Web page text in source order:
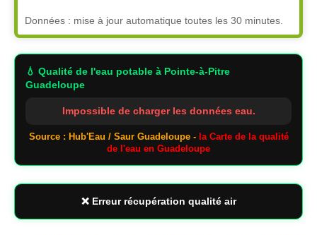
Données : mise à jour automatique toutes les 30 minutes.
💧 Qualité de l'eau potable à Pointe-à-Pitre
Guadeloupe
Impossible de charger les données eau.
Source : Hub'Eau / Saur Guadeloupe - la Carte de la qualité
de l'eau en Guadeloupe
❌ Erreur récupération qualité air